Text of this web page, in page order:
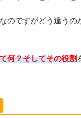
のですがどう違う
何？そしてその役割